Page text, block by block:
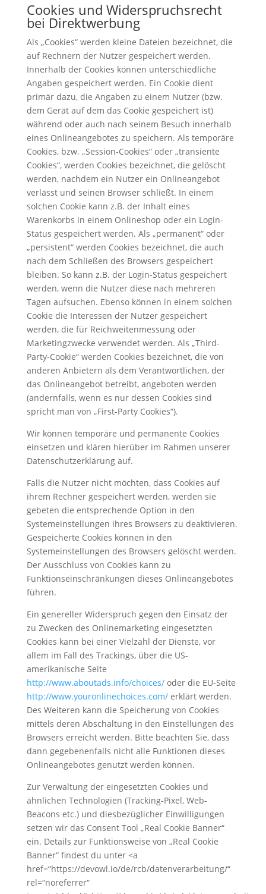
Cookies und Widerspruchsrecht
bei Direktwerbung
Als „Cookies“ werden kleine Dateien bezeichnet, die
auf Rechnern der Nutzer gespeichert werden.
Innerhalb der Cookies können unterschiedliche
Angaben gespeichert werden. Ein Cookie dient
primär dazu, die Angaben zu einem Nutzer (bzw.
dem Gerät auf dem das Cookie gespeichert ist)
während oder auch nach seinem Besuch innerhalb
eines Onlineangebotes zu speichern. Als temporäre
Cookies, bzw. „Session-Cookies“ oder „transiente
Cookies“, werden Cookies bezeichnet, die gelöscht
werden, nachdem ein Nutzer ein Onlineangebot
verlässt und seinen Browser schließt. In einem
solchen Cookie kann z.B. der Inhalt eines
Warenkorbs in einem Onlineshop oder ein Login-
Status gespeichert werden. Als „permanent“ oder
„persistent“ werden Cookies bezeichnet, die auch
nach dem Schließen des Browsers gespeichert
bleiben. So kann z.B. der Login-Status gespeichert
werden, wenn die Nutzer diese nach mehreren
Tagen aufsuchen. Ebenso können in einem solchen
Cookie die Interessen der Nutzer gespeichert
werden, die für Reichweitenmessung oder
Marketingzwecke verwendet werden. Als „Third-
Party-Cookie“ werden Cookies bezeichnet, die von
anderen Anbietern als dem Verantwortlichen, der
das Onlineangebot betreibt, angeboten werden
(andernfalls, wenn es nur dessen Cookies sind
spricht man von „First-Party Cookies“).
Wir können temporäre und permanente Cookies
einsetzen und klären hierüber im Rahmen unserer
Datenschutzerklärung auf.
Falls die Nutzer nicht möchten, dass Cookies auf
ihrem Rechner gespeichert werden, werden sie
gebeten die entsprechende Option in den
Systemeinstellungen ihres Browsers zu deaktivieren.
Gespeicherte Cookies können in den
Systemeinstellungen des Browsers gelöscht werden.
Der Ausschluss von Cookies kann zu
Funktionseinschränkungen dieses Onlineangebotes
führen.
Ein genereller Widerspruch gegen den Einsatz der
zu Zwecken des Onlinemarketing eingesetzten
Cookies kann bei einer Vielzahl der Dienste, vor
allem im Fall des Trackings, über die US-
amerikanische Seite
http://www.aboutads.info/choices/oder die EU-Seite
http://www.youronlinechoices.com/erklärt werden.
Des Weiteren kann die Speicherung von Cookies
mittels deren Abschaltung in den Einstellungen des
Browsers erreicht werden. Bitte beachten Sie, dass
dann gegebenenfalls nicht alle Funktionen dieses
Onlineangebotes genutzt werden können.
Zur Verwaltung der eingesetzten Cookies und
ähnlichen Technologien (Tracking-Pixel, Web-
Beacons etc.) und diesbezüglicher Einwilligungen
setzen wir das Consent Tool „Real Cookie Banner“
ein. Details zur Funktionsweise von „Real Cookie
Banner“ findest du unter <a
href=“https://devowl.io/de/rcb/datenverarbeitung/“
rel=“noreferrer“